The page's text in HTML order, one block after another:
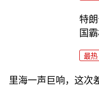
特
国
最热
里海一声巨响，这次